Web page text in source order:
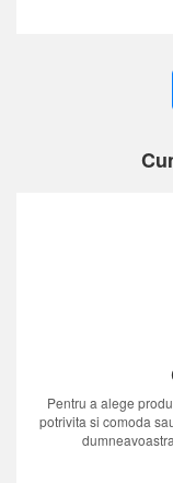
Pentru a alege
potrivita si comoda